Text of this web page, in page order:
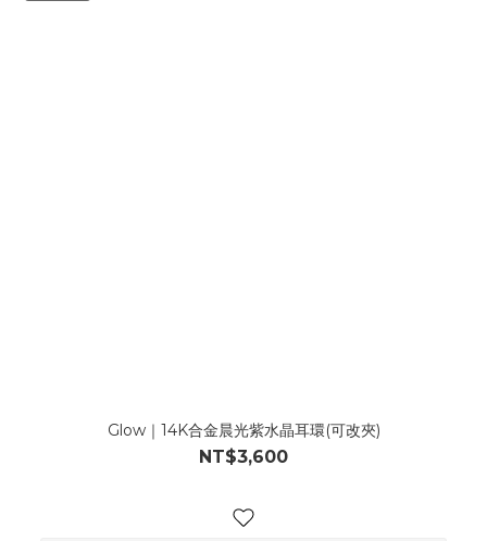
Glow｜14K合金晨光紫水晶耳環(可改夾)
NT$3,600